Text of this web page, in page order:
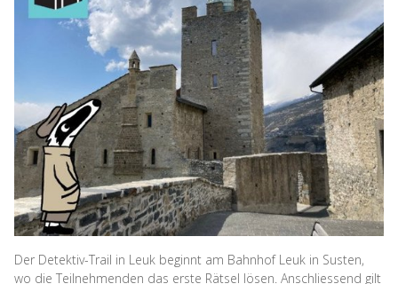
Der Detektiv-Trail in Leuk beginnt am Bahnhof Leuk in Susten,
wo die Teilnehmenden das erste Rätsel lösen. Anschliessend gilt